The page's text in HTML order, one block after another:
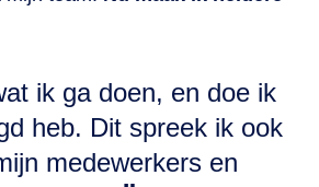
ik ga doen, en doe ik
heb. Dit spreek ik ook
medewerkers en